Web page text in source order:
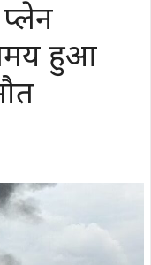
प्‍लेन
हुआ